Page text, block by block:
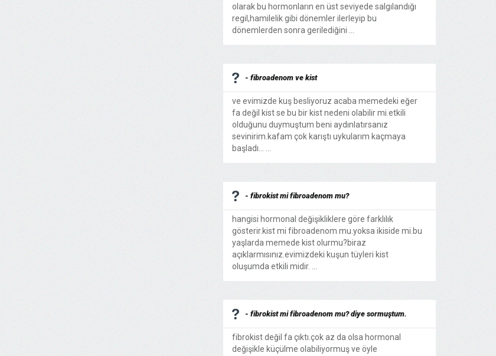
olarak bu hormonların en üst seviyede salgılandığı
regil,hamilelik gibi dönemler ilerleyip bu
dönemlerden sonra gerilediğini ...
- fibroadenom ve kist
ve evimizde kuş besliyoruz acaba memedeki eğer
fa değil kist se bu bir kist nedeni olabilir mi.etkili
olduğunu duymuştum beni aydınlatırsanız
sevinirim.kafam çok karıştı uykularım kaçmaya
başladı... ...
- fibrokist mi fibroadenom mu?
hangisi hormonal değişikliklere göre farklılık
gösterir.kist mi fibroadenom mu.yoksa ikiside mi.bu
yaşlarda memede kist olurmu?biraz
açıklarmısınız.evimizdeki kuşun tüyleri kist
oluşumda etkili midir. ...
- fibrokist mi fibroadenom mu? diye sormuştum.
fibrokist değil fa çıktı.çok az da olsa hormonal
değişikle küçülme olabiliyormuş ve öyle